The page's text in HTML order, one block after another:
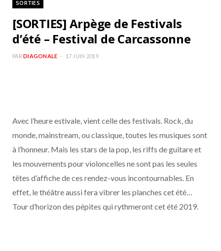
o
SORTIES
[SORTIES] Arpège de Festivals
d’été – Festival de Carcassonne
PAR DIAGONALE 17 JUIN 2019
Avec l’heure estivale, vient celle des festivals. Rock, du
monde, mainstream, ou classique, toutes les musiques sont
à l’honneur. Mais les stars de la pop, les riffs de guitare et
les mouvements pour violoncelles ne sont pas les seules
têtes d’affiche de ces rendez-vous incontournables. En
effet, le théâtre aussi fera vibrer les planches cet été…
Tour d’horizon des pépites qui rythmeront cet été 2019.